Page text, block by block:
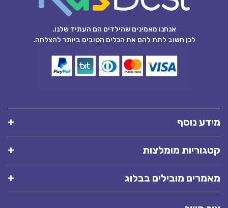
אנחנו מאמינים שהילדים הם העתיד שלנו.
לכן חשוב לתת להם את הכלים הטובים ביותר להצלחה.
מידע נוסף
קטגוריות מומלצות
מאמרים מובילים בבלוג